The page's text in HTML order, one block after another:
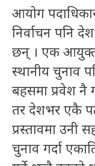
आयोग
निर्वाचन पनि
छन् । एक
स्थानीय चुनाव
बहसमा प्रवेश नै
तर देशभर एकै
प्रस्तावमा
चुनाव गर्दा